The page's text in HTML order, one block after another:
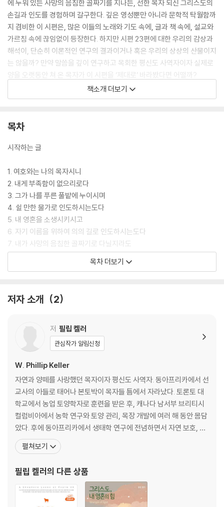
에 누워 있든 사망의 음침한 골짜기를 지나든, 선한 목자 되신 그리스도의
손길과 인도를 경험하며 갈구한다. 깊은 영성뿐만 아니라 문학적 탁월함까
지 겸비한 이 시편은, 많은 이들의 노래와 기도 속에, 글과 책 속에, 설교와
가르침 속에 끊임없이 등장한다. 하지만 시편 23편에 대한 우리의 감상과
해석이, 단순히 이론적인 연구의 결과이거나 혹은 우리의 상상의 산물이지
는 않을까? 만약 말씀을 깊이 연구하고 목회한 평신도 사역자이자 실제로
양을 오랫동안 쳐 온 목자가 이 시편을 ‘제대로’ 바라봤다면 어떨까?
필립 켈러는 자신의 책 『양과 목자』에서 아직 한 번도 시도되지 않은 일에
착수한다. 목자와 농업 토양학자 그리고 생태학자로서의 다양한 경험에서
찰력을 더해, 저자는 작지만 독특하고 실제적인 통찰을 우리 앞에 내놓는
심상에 그려 놓는다. 이것이 출간된 지 50년이 지난 지금까지 수많은 독자
의 친절한 인도를 따라, 선한 목자 그리스도와의 살아 있고 친밀한 관계로
한 단계 도약하는 기회를 맛볼 것이다.
책소개 더보기
목차
시작하는 글
1. 여호와는 나의 목자시니
2. 내게 부족함이 없으리로다
3. 그가 나를 푸른 풀밭에 누이시며
4. 쉴 만한 물가로 인도하시는도다
5. 내 영혼을 소생시키시고
6. 자기 이름을 위하여 의의 길로 인도하시는도다
7. 내가 사망의 음침한 골짜기로 다닐지라도
8. 주의 지팡이와 막대기가 나를 안위하시나이다
9. 주께서 내 원수의 목전에서 내게 상을 차려 주시고
12. 내가 여호와의 집에 영원히 살리로다
목차 더보기
저자 소개 2
저 필립 켈러
관심작가 알림신청
W. Phillip Keller
자연과 양떼를 사랑했던 목자이자 평신도 사역자. 동아프리카에서 선
교사의 아들로 태어나 본토박이 목자들 틈에서 자라났다. 토론토 대
학교에서 농업 토양학자로 훈련을 받은 후, 캐나다 남서부 브리티시
컬럼비아에서 농학 연구와 토양 관리, 목장 개발에 여러 해 동안 몸담
았다. 후에 동아프리카에서 생태학 연구에 전념하면서 자연 보호, 야
생 생물 사진술 및 신문 잡지계에서 경력을 쌓았다. 오랫동안 양을 친
경험을 바탕으로 집필한 대표작 ??양과 목자??(A Shepherd Loo
이 넘는 긴 세월 동안 수많은
펼쳐보기
필립 켈러의 다른 상품